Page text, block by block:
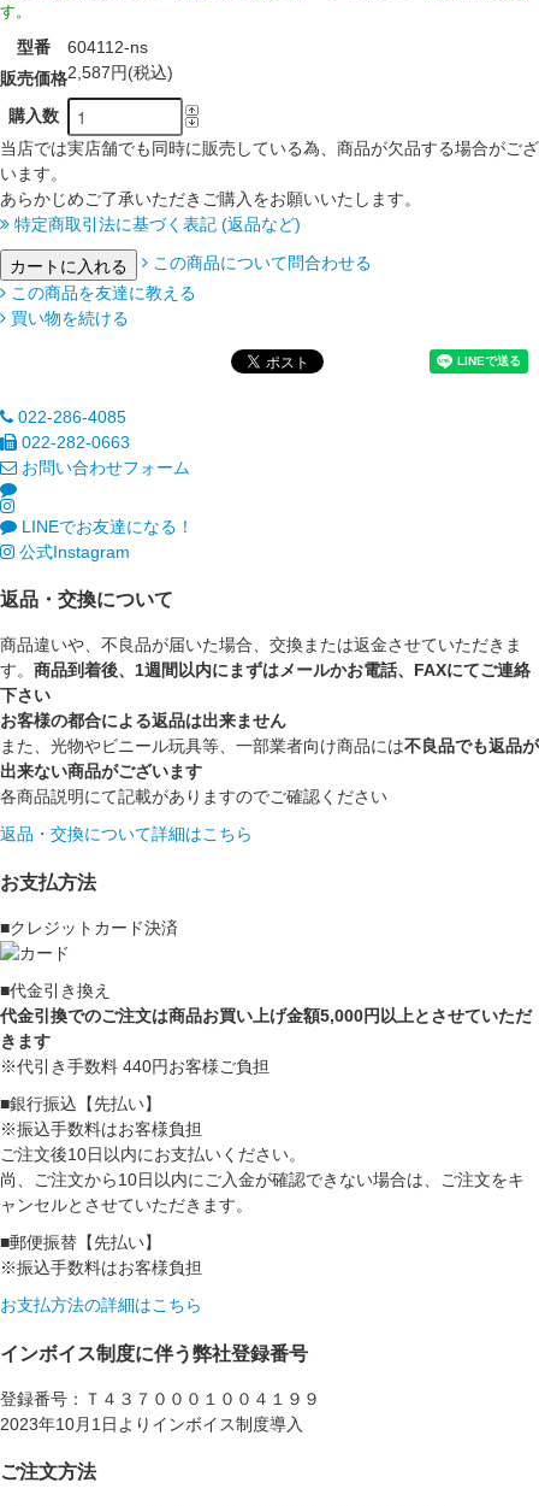
す。
型番
604112-ns
販売価格2,587円(税込)
購入数
当店では実店舗でも同時に販売している為、商品が欠品する場合がござ
います。
あらかじめご了承いただきご購入をお願いいたします。
特定商取引法に基づく表記 (返品など)
この商品について問合わせる
この商品を友達に教える
買い物を続ける
022-286-4085
022-282-0663
お問い合わせフォーム
LINEでお友達になる！
公式Instagram
返品・交換について
商品違いや、不良品が届いた場合、交換または返金させていただきま
す。 商品到着後、1週間以内にまずはメールかお電話、FAXにてご連絡
下さい
お客様の都合による返品は出来ません
また、光物やビニール玩具等、一部業者向け商品には不良品でも返品が
出来ない商品がございます
各商品説明にて記載がありますのでご確認ください
返品・交換について詳細はこちら
お支払方法
■クレジットカード決済
■代金引き換え
代金引換でのご注文は商品お買い上げ金額5,000円以上とさせていただ
きます
※代引き手数料 440円お客様ご負担
■銀行振込【先払い】
※振込手数料はお客様負担
ご注文後10日以内にお支払いください。
尚、ご注文から10日以内にご入金が確認できない場合は、ご注文をキ
ャンセルとさせていただきます。
■郵便振替【先払い】
※振込手数料はお客様負担
お支払方法の詳細はこちら
インボイス制度に伴う弊社登録番号
登録番号：Ｔ４３７０００１００４１９９
2023年10月1日よりインボイス制度導入
ご注文方法